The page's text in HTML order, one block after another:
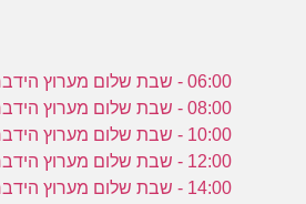
06:00 - שבת שלום מערוץ הידברות
08:00 - שבת שלום מערוץ הידברות
10:00 - שבת שלום מערוץ הידברות
12:00 - שבת שלום מערוץ הידברות
14:00 - שבת שלום מערוץ הידברות